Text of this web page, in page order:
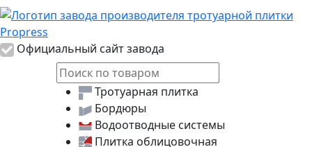
Логотип Propress
Официальный сайт завода
Тротуарная плитка
Бордюры
Водоотводные системы
Плитка облицовочная